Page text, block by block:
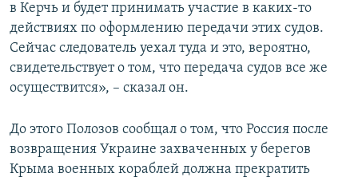
в Керчь и будет принимать участие в каких-то
действиях по оформлению передачи этих судов.
Сейчас следователь уехал туда и это, вероятно,
свидетельствует о том, что передача судов все же
осуществится», – сказал он.
До этого Полозов сообщал о том, что Россия после
возвращения Украине захваченных у берегов
Крыма военных кораблей должна прекратить